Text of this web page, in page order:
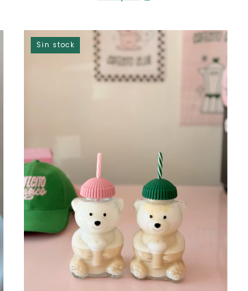
Sin stock